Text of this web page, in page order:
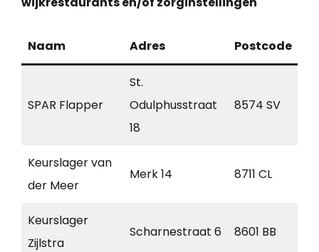
Naam Adres Postcode
SPAR Flapper
St.
Odulphusstraat
18
8574 SV
Keurslager van
der Meer
Merk 14 8711 CL
Keurslager
Zijlstra
Scharnestraat 6 8601 BB